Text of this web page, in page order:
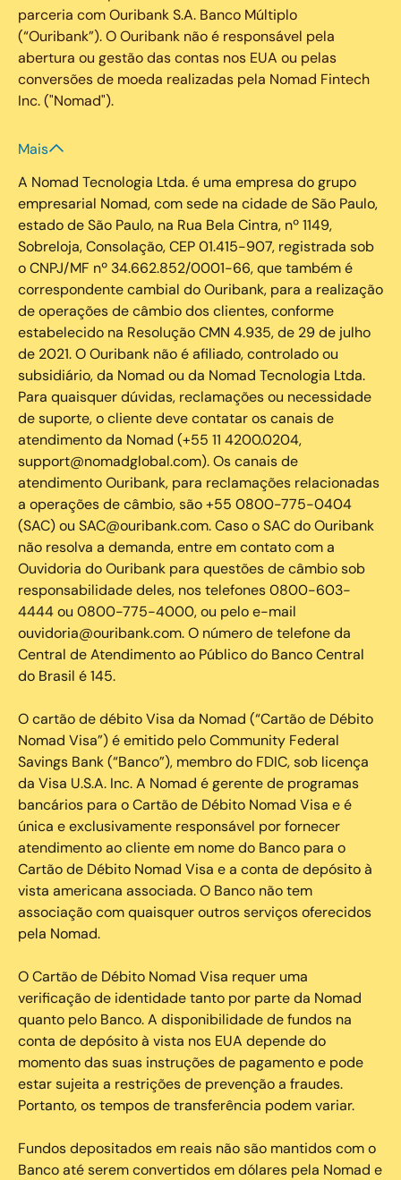
parceria com Ouribank S.A. Banco Múltiplo
(“Ouribank”). O Ouribank não é responsável pela
abertura ou gestão das contas nos EUA ou pelas
conversões de moeda realizadas pela Nomad Fintech
Inc. ("Nomad").
Mais
A Nomad Tecnologia Ltda. é uma empresa do grupo
empresarial Nomad, com sede na cidade de São Paulo,
estado de São Paulo, na Rua Bela Cintra, nº 1149,
Sobreloja, Consolação, CEP 01.415-907, registrada sob
o CNPJ/MF nº 34.662.852/0001-66, que também é
correspondente cambial do Ouribank, para a realização
de operações de câmbio dos clientes, conforme
estabelecido na Resolução CMN 4.935, de 29 de julho
de 2021. O Ouribank não é afiliado, controlado ou
subsidiário, da Nomad ou da Nomad Tecnologia Ltda.
Para quaisquer dúvidas, reclamações ou necessidade
de suporte, o cliente deve contatar os canais de
atendimento da Nomad (+55 11 4200.0204,
support@nomadglobal.com). Os canais de
atendimento Ouribank, para reclamações relacionadas
a operações de câmbio, são +55 0800-775-0404
(SAC) ou SAC@ouribank.com. Caso o SAC do Ouribank
não resolva a demanda, entre em contato com a
Ouvidoria do Ouribank para questões de câmbio sob
responsabilidade deles, nos telefones 0800-603-
4444 ou 0800-775-4000, ou pelo e-mail
ouvidoria@ouribank.com. O número de telefone da
Central de Atendimento ao Público do Banco Central
do Brasil é 145.
O cartão de débito Visa da Nomad (“Cartão de Débito
Nomad Visa”) é emitido pelo Community Federal
Savings Bank (“Banco”), membro do FDIC, sob licença
da Visa U.S.A. Inc. A Nomad é gerente de programas
bancários para o Cartão de Débito Nomad Visa e é
única e exclusivamente responsável por fornecer
atendimento ao cliente em nome do Banco para o
Cartão de Débito Nomad Visa e a conta de depósito à
vista americana associada. O Banco não tem
associação com quaisquer outros serviços oferecidos
pela Nomad.
O Cartão de Débito Nomad Visa requer uma
verificação de identidade tanto por parte da Nomad
quanto pelo Banco. A disponibilidade de fundos na
conta de depósito à vista nos EUA depende do
momento das suas instruções de pagamento e pode
estar sujeita a restrições de prevenção a fraudes.
Portanto, os tempos de transferência podem variar.
Fundos depositados em reais não são mantidos com o
Banco até serem convertidos em dólares pela Nomad e